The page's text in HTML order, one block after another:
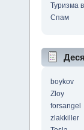
Туризма
Спам
boykov
Zloy
forsangel
zlakkiller